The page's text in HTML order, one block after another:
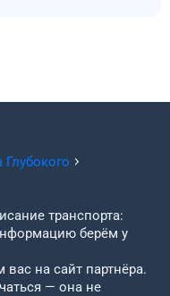
Глубокого
транспорта:
берём у
на сайт партнёра.
— она не